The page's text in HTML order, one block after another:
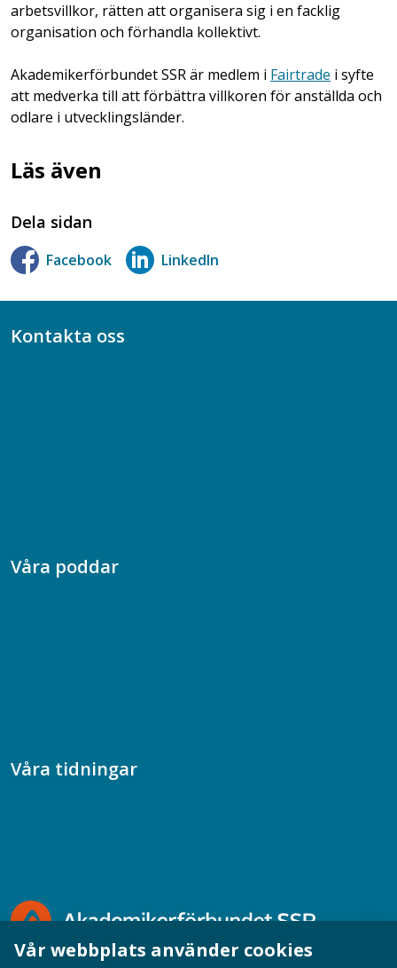
arbetsvillkor, rätten att organisera sig i en facklig
organisation och förhandla kollektivt.
Akademikerförbundet SSR är medlem i Fairtrade i syfte
att medverka till att förbättra villkoren för anställda och
odlare i utvecklingsländer.
Läs även
Dela sidan
Facebook LinkedIn
Kontakta oss
Våra poddar
Våra tidningar
Vår webbplats använder cookies